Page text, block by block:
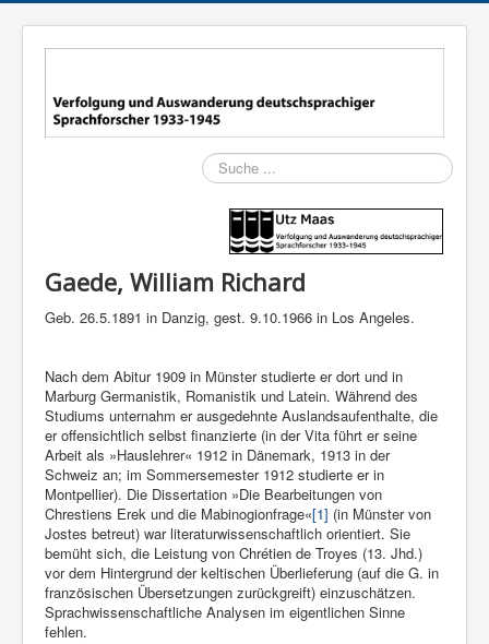
Suchen
Gaede, William Richard
Geb. 26.5.1891 in Danzig, gest. 9.10.1966 in Los Angeles.
Nach dem Abitur 1909 in Münster studierte er dort und in
Marburg Germanistik, Romanistik und Latein. Während des
Studiums unternahm er ausgedehnte Auslandsaufenthalte, die
er offensichtlich selbst finanzierte (in der Vita führt er seine
Arbeit als »Hauslehrer« 1912 in Dänemark, 1913 in der
Schweiz an; im Sommersemester 1912 studierte er in
Montpellier). Die Dissertation »Die Bearbeitungen von
Chrestiens Erek und die Mabinogionfrage«[1] (in Münster von
Jostes betreut) war literaturwissenschaftlich orientiert. Sie
bemüht sich, die Leistung von Chrétien de Troyes (13. Jhd.)
vor dem Hintergrund der keltischen Überlieferung (auf die G. in
französischen Übersetzungen zurückgreift) einzuschätzen.
Sprachwissenschaftliche Analysen im eigentlichen Sinne
fehlen.